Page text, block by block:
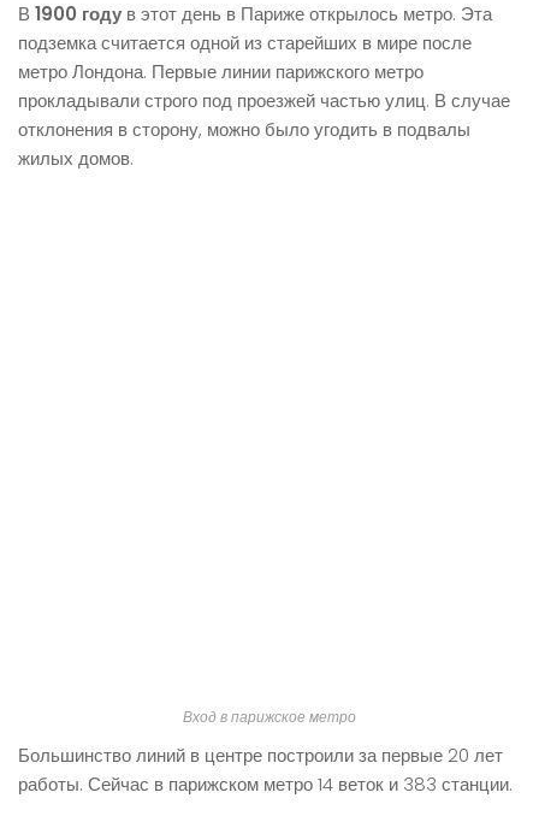
В 1900 году в этот день в Париже открылось метро. Эта
подземка считается одной из старейших в мире после
метро Лондона. Первые линии парижского метро
прокладывали строго под проезжей частью улиц. В случае
отклонения в сторону, можно было угодить в подвалы
жилых домов.
Вход в парижское метро
Большинство линий в центре построили за первые 20 лет
работы. Сейчас в парижском метро 14 веток и 383 станции.